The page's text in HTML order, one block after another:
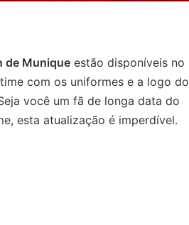
de Munique estão disponíveis no
com os uniformes e a logo do
você um fã de longa data do
esta atualização é imperdível.